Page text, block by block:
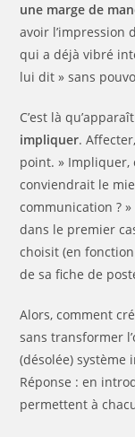
une marge de
avoir l’impression
qui a déjà vibré
lui dit » sans
C’est là
impliquer.
point. » Impliquer,
conviendrait le
communication ?
dans le premier
choisit (en
de sa fiche de
Alors, comment
sans transformer
(désolée) système
Réponse : en
permettent à